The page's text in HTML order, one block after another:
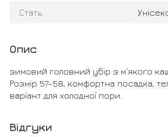
Стать
Опис
зимовий головний убір з м’якого
Розмір 57–58, комфортна посадка,
варіант для холодної пори.
Відгуки